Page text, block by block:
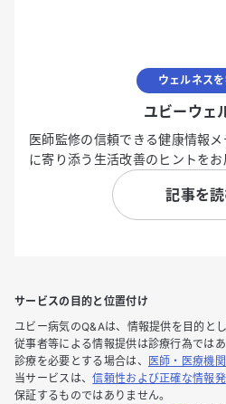
ウェルネス
ユビーウェ
医師監修の信頼できる健康情報
に寄り添う生活改善のヒントをお
記事を
サービスの目的と位置付け
ユビー病気のQ&Aは、情報提供を目的と
従事者等による情報提供は診療行為ではあ
診療を必要とする場合は、
医師・医療機関
当サービスは、信頼性および正確な情報
保証するものではありません。